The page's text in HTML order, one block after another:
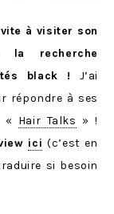
à visiter son
recherche
black !
J’ai
répondre à ses
« Hair Talks » !
ici (c’est en
si besoin